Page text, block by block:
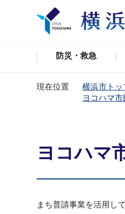
防災・救急
現在位置 横浜市トッ
ヨコハマ
ヨコハマ
まち普請事業を活用し